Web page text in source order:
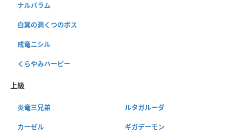
ナルバラム
白冥の洞くつのボス
戒竜ニシル
くらやみハーピー
上級
炎竜三兄弟 ルタガルーダ
カーゼル ギガデーモン